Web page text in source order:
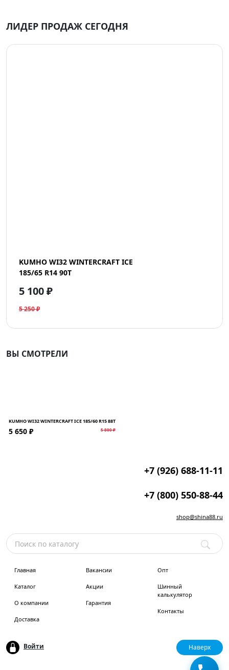
ЛИДЕР ПРОДАЖ СЕГОДНЯ
KUMHO WI32 WINTERCRAFT ICE
185/65 R14 90T
5 100 ₽
5 250 ₽
ВЫ СМОТРЕЛИ
KUMHO WI32 WINTERCRAFT ICE 185/60 R15 88T
5 650 ₽ 5 800 ₽
+7 (926) 688-11-11
+7 (800) 550-88-44
shop@shina88.ru
Главная
Каталог
О компании
Доставка
Вакансии
Акции
Гарантия
Опт
Шинный
калькулятор
Контакты
Войти Наверх